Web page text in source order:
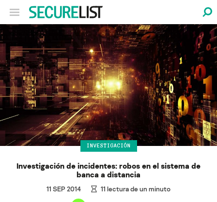
INVESTIGACIÓN
Investigación de incidentes: robos en el sistema de
banca a distancia
11 SEP 2014 11 lectura de un minuto